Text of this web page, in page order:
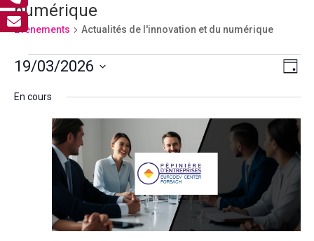
numérique
Évènements Actualités de l'innovation et du numérique
Évènements
19
mars,
2026
de
Jour
19/03/2026
Sélectionnez
En cours